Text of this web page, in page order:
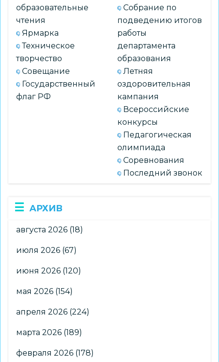
образовательные
чтения
Ярмарка
Техническое
творчество
Совещание
Государственный
флаг РФ
Собрание по
подведению итогов
работы
департамента
образования
Летняя
оздоровительная
кампания
Всероссийские
конкурсы
Педагогическая
олимпиада
Соревнования
Последний звонок
АРХИВ
августа 2026 (18)
июля 2026 (67)
июня 2026 (120)
мая 2026 (154)
апреля 2026 (224)
марта 2026 (189)
февраля 2026 (178)